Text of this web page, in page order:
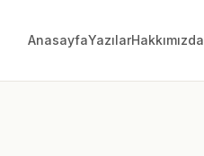
AnasayfaYazılarHakkımızda